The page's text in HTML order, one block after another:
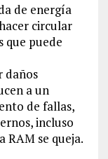
de energía
circular
que puede
daños
a un
de fallas,
incluso
RAM se queja.